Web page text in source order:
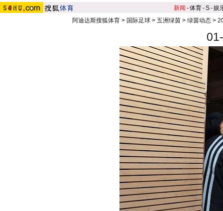
新闻 -体育-S-娱
阿迪达斯搜狐体育 > 国际足球 > 五洲绿茵 > 绿茵动态 >